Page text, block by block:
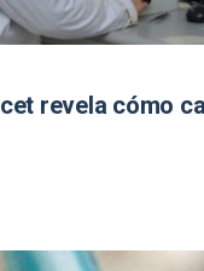
revela cómo